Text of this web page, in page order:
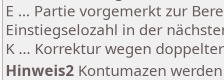
E ... Partie vorgemerkt zur
Einstiegselozahl in der
K ... Korrektur wegen
Hinweis2 Kontumazen